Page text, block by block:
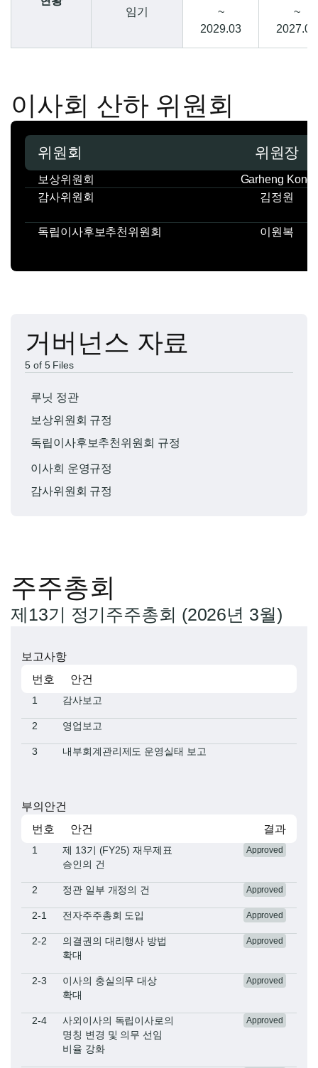
임기
~
2029.03
~
2027.03
이사회 산하 위원회
위원회 위원장
보상위원회
Garheng Kong
감사위원회
김정원
독립이사후보추천위원회 이원복
거버넌스 자료
5 of 5 Files
루닛 정관
보상위원회 규정
독립이사후보추천위원회 규정
이사회 운영규정
감사위원회 규정
주주총회
제13기 정기주주총회 (2026년 3월)
보고사항
번호
안건
1 감사보고
2 영업보고
3 내부회계관리제도 운영실태 보고
부의안건
번호
안건 결과
1
​​제 13기 (FY25) 재무제표
승인의 건​
Approved
2 정관 일부 개정의 건 Approved
2-1 전자주주총회 도입 Approved
2-2
의결권의 대리행사 방법
확대
Approved
2-3
​이사의 충실의무 대상
확대​
Approved
2-4
사외이사의 독립이사로의
명칭 변경 및 의무 선임
비율 강화
Approved